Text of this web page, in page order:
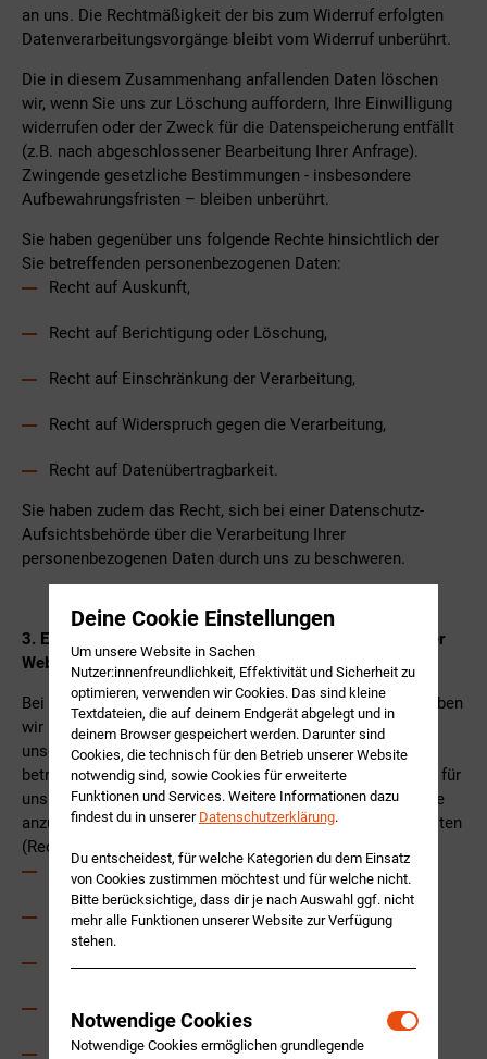
an uns. Die Rechtmäßigkeit der bis zum Widerruf erfolgten
Datenverarbeitungsvorgänge bleibt vom Widerruf unberührt.
Die in diesem Zusammenhang anfallenden Daten löschen
wir, wenn Sie uns zur Löschung auffordern, Ihre Einwilligung
widerrufen oder der Zweck für die Datenspeicherung entfällt
(z.B. nach abgeschlossener Bearbeitung Ihrer Anfrage).
Zwingende gesetzliche Bestimmungen - insbesondere
Aufbewahrungsfristen – bleiben unberührt.
Sie haben gegenüber uns folgende Rechte hinsichtlich der
Sie betreffenden personenbezogenen Daten:
Recht auf Auskunft,
Recht auf Berichtigung oder Löschung,
Recht auf Einschränkung der Verarbeitung,
Recht auf Widerspruch gegen die Verarbeitung,
Recht auf Datenübertragbarkeit.
Sie haben zudem das Recht, sich bei einer Datenschutz-
Aufsichtsbehörde über die Verarbeitung Ihrer
personenbezogenen Daten durch uns zu beschweren.
3. Erhebung personenbezogener Daten bei Besuch unserer
Webseite
Bei der bloß informatorischen Nutzung der Webseite erheben
wir nur die personenbezogenen Daten, die Ihr Browser an
unseren Server übermittelt. Wenn Sie unsere Webseite
betrachten möchten, erheben wir die folgenden Daten, die für
uns technisch erforderlich sind, um Ihnen unsere Webseite
anzuzeigen und die Stabilität und Sicherheit zu gewährleisten
(Rechtsgrundlage ist Art. 6 Abs. 1 S. 1 lit. f DS-GVO):
IP-Adresse und der anfragende Provider
Datum und Uhrzeit der Anfrage
Inhalt der Anforderung (konkrete Seite)
jeweils übertragene Datenmenge
Deine Cookie Einstellungen
Um unsere Website in Sachen
Nutzer:innenfreundlichkeit, Effektivität und Sicherheit zu
optimieren, verwenden wir Cookies. Das sind kleine
Textdateien, die auf deinem Endgerät abgelegt und in
deinem Browser gespeichert werden. Darunter sind
Cookies, die technisch für den Betrieb unserer Website
notwendig sind, sowie Cookies für erweiterte
Funktionen und Services. Weitere Informationen dazu
findest du in unserer Datenschutzerklärung.
Du entscheidest, für welche Kategorien du dem Einsatz
von Cookies zustimmen möchtest und für welche nicht.
Bitte berücksichtige, dass dir je nach Auswahl ggf. nicht
mehr alle Funktionen unserer Website zur Verfügung
stehen.
Notwendige Cookies
Notwendige
Notwendige Cookies ermöglichen grundlegende